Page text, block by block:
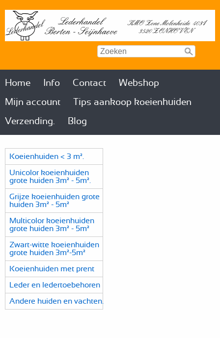
Home Info Contact Webshop
Mijn account Tips aankoop koeienhuiden
Verzending. Blog
Koeienhuiden < 3 m².
Unicolor koeienhuiden
grote huiden 3m² - 5m².
Grijze koeienhuiden grote
huiden 3m² - 5m²
Multicolor koeienhuiden
grote huiden 3m² - 5m²
Zwart-witte koeienhuiden
grote huiden 3m²-5m²
Koeienhuiden met prent
Leder en ledertoebehoren
Andere huiden en vachten.